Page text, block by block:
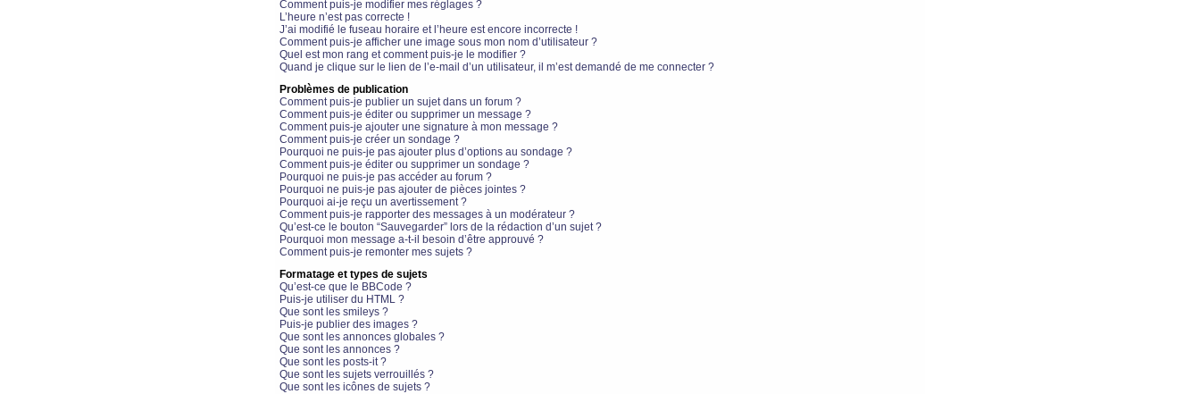
Comment puis-je modifier mes réglages ?
L’heure n’est pas correcte !
J’ai modifié le fuseau horaire et l’heure est encore incorrecte !
Comment puis-je afficher une image sous mon nom d’utilisateur ?
Quel est mon rang et comment puis-je le modifier ?
Quand je clique sur le lien de l’e-mail d’un utilisateur, il m’est demandé de me connecter ?
Problèmes de publication
Comment puis-je publier un sujet dans un forum ?
Comment puis-je éditer ou supprimer un message ?
Comment puis-je ajouter une signature à mon message ?
Comment puis-je créer un sondage ?
Pourquoi ne puis-je pas ajouter plus d’options au sondage ?
Comment puis-je éditer ou supprimer un sondage ?
Pourquoi ne puis-je pas accéder au forum ?
Pourquoi ne puis-je pas ajouter de pièces jointes ?
Pourquoi ai-je reçu un avertissement ?
Comment puis-je rapporter des messages à un modérateur ?
Qu’est-ce le bouton “Sauvegarder” lors de la rédaction d’un sujet ?
Pourquoi mon message a-t-il besoin d’être approuvé ?
Comment puis-je remonter mes sujets ?
Formatage et types de sujets
Qu’est-ce que le BBCode ?
Puis-je utiliser du HTML ?
Que sont les smileys ?
Puis-je publier des images ?
Que sont les annonces globales ?
Que sont les annonces ?
Que sont les posts-it ?
Que sont les sujets verrouillés ?
Que sont les icônes de sujets ?